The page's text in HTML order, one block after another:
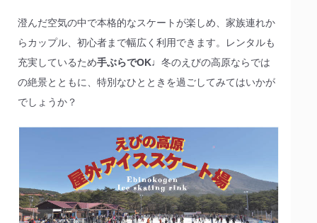
澄んだ空気の中で本格的なスケートが楽しめ、家族連れか
らカップル、初心者まで幅広く利用できます。レンタルも
充実しているため手ぶらでOK♩ 冬のえびの高原ならでは
の絶景とともに、特別なひとときを過ごしてみてはいかが
でしょうか？